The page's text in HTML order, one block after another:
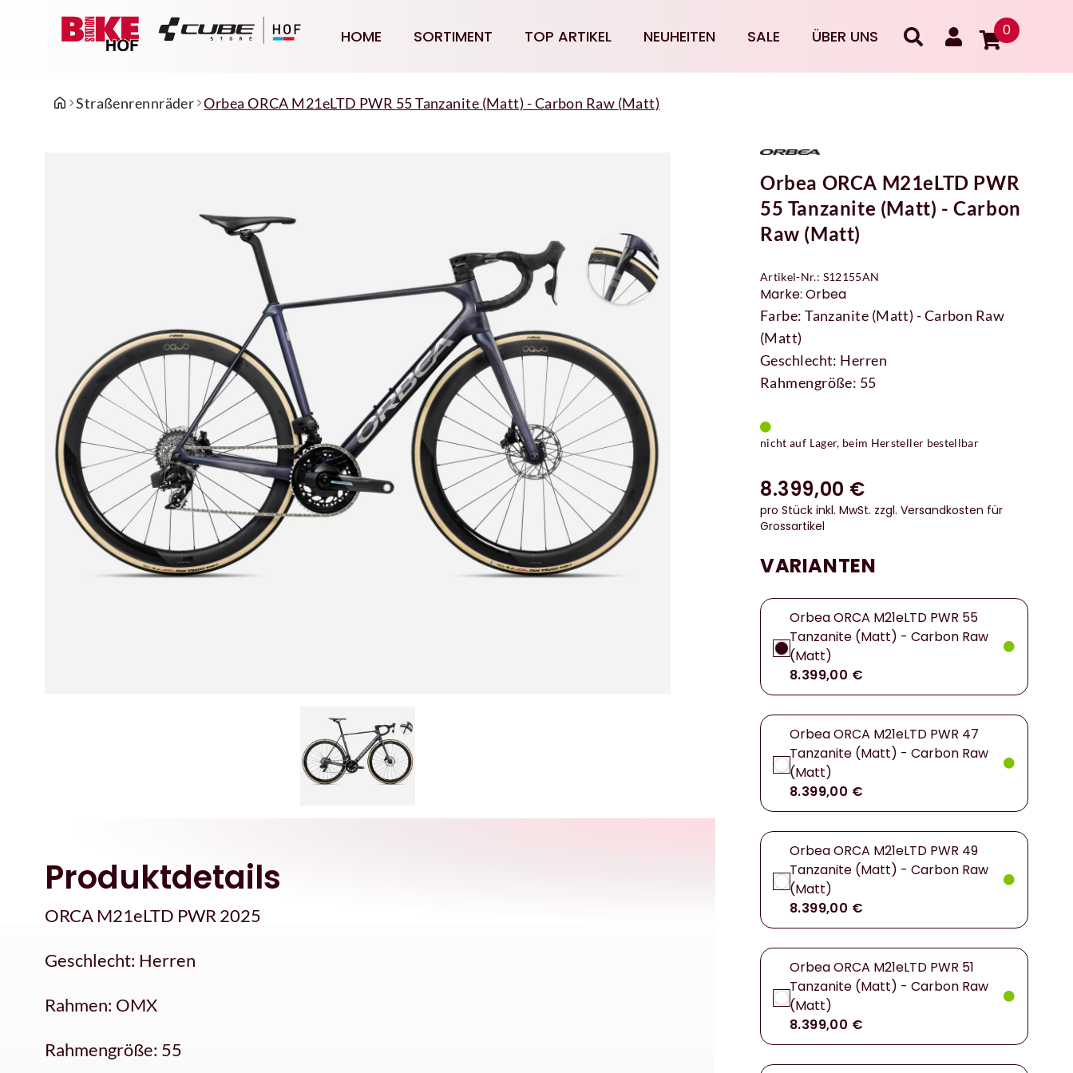
HOME SORTIMENT TOP ARTIKEL NEUHEITEN SALE ÜBER UNS 0
Straßenrennräder Orbea ORCA M21eLTD PWR 55 Tanzanite (Matt) - Carbon Raw (Matt)
Produktdetails
ORCA M21eLTD PWR 2025
Geschlecht: Herren
Rahmen: OMX
Rahmengröße: 55
Orbea ORCA M21eLTD PWR
55 Tanzanite (Matt) - Carbon
Raw (Matt)
Artikel-Nr.: S12155AN
Marke: Orbea
Farbe: Tanzanite (Matt) - Carbon Raw
(Matt)
Geschlecht: Herren
Rahmengröße: 55
nicht auf Lager, beim Hersteller bestellbar
8.399,00 €
pro Stück inkl. MwSt. zzgl. Versandkosten für
Grossartikel
VARIANTEN
Orbea ORCA M21eLTD PWR 55
Tanzanite (Matt) - Carbon Raw
(Matt)
8.399,00 €
Orbea ORCA M21eLTD PWR 47
Tanzanite (Matt) - Carbon Raw
(Matt)
8.399,00 €
Orbea ORCA M21eLTD PWR 49
Tanzanite (Matt) - Carbon Raw
(Matt)
8.399,00 €
Orbea ORCA M21eLTD PWR 51
Tanzanite (Matt) - Carbon Raw
(Matt)
8.399,00 €